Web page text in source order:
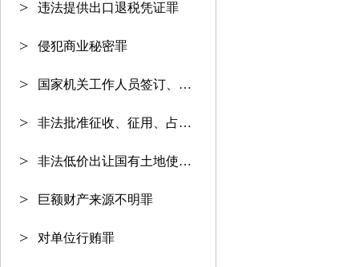
违法提供出口退税凭证罪
侵犯商业秘密罪
国家机关工作人员签订、履行合同
非法批准征收、征用、占用土地罪
非法低价出让国有土地使用权罪
巨额财产来源不明罪
对单位行贿罪